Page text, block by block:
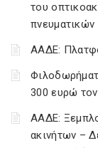
του
ΑΑΔΕ:
300 ευρώ
ΑΑΔΕ:
ακινήτων –